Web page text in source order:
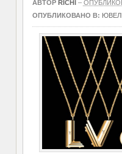
АВТОР RICHI –
ОПУБЛИКОВАНО В: